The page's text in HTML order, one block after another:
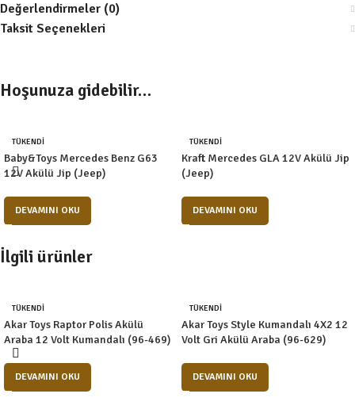
Değerlendirmeler (0)
Taksit Seçenekleri
Hoşunuza gidebilir…
TÜKENDI
Baby&Toys Mercedes Benz G63
12V Akülü Jip (Jeep)
DEVAMINI OKU
TÜKENDI
Kraft Mercedes GLA 12V Akülü Jip
(Jeep)
DEVAMINI OKU
İlgili ürünler
TÜKENDI
Akar Toys Raptor Polis Akülü
Araba 12 Volt Kumandalı (96-469)
DEVAMINI OKU
TÜKENDI
Akar Toys Style Kumandalı 4X2 12
Volt Gri Akülü Araba (96-629)
DEVAMINI OKU